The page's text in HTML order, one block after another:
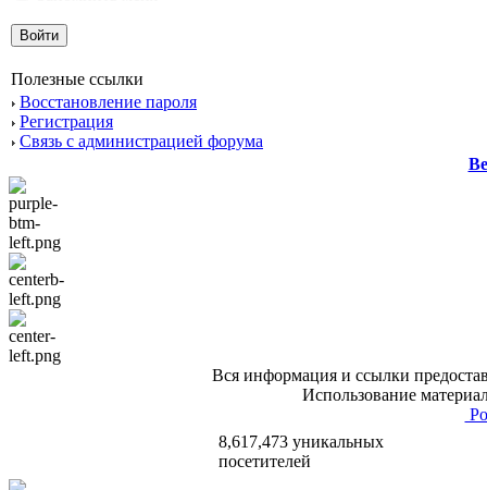
Полезные ссылки
Восстановление пароля
Регистрация
Связь с администрацией форума
Вся информация и ссылки
Использование
8,617,473 уникальных
посетителей